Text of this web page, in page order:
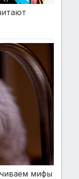
мифы